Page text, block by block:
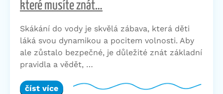
které musíte znát…
Skákání do vody je skvělá zábava, která děti
láká svou dynamikou a pocitem volnosti. Aby
ale zůstalo bezpečné, je důležité znát základní
pravidla a vědět, …
číst více